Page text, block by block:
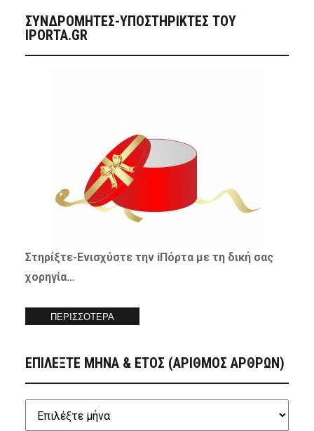
ΣΥΝΔΡΟΜΗΤΈΣ-ΥΠΟΣΤΗΡΙΚΤΈΣ ΤΟΥ
IPORTA.GR
Στηρίξτε- Ενισχύστετην iΠόρτα με τη δική σας
χορηγία…
ΠΕΡΙΣΣΟΤΕΡΑ
ΕΠΙΛΕΞΤΕ ΜΗΝΑ & ΕΤΟΣ (ΑΡΙΘΜΟΣ ΑΡΘΡΩΝ)